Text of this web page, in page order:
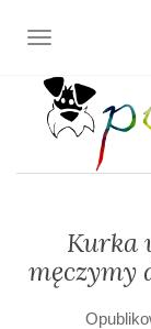
TOGGLE
Kurka
męczymy